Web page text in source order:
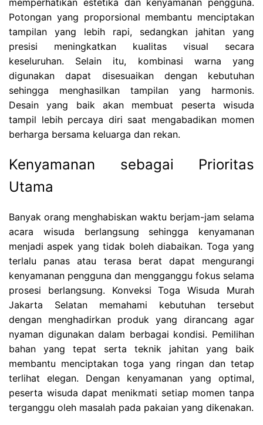
memperhatikan estetika dan kenyamanan pengguna.
Potongan yang proporsional membantu menciptakan
tampilan yang lebih rapi, sedangkan jahitan yang
presisi meningkatkan kualitas visual secara
keseluruhan. Selain itu, kombinasi warna yang
digunakan dapat disesuaikan dengan kebutuhan
sehingga menghasilkan tampilan yang harmonis.
Desain yang baik akan membuat peserta wisuda
tampil lebih percaya diri saat mengabadikan momen
berharga bersama keluarga dan rekan.
Kenyamanan sebagai Prioritas
Utama
Banyak orang menghabiskan waktu berjam-jam selama
acara wisuda berlangsung sehingga kenyamanan
menjadi aspek yang tidak boleh diabaikan. Toga yang
terlalu panas atau terasa berat dapat mengurangi
kenyamanan pengguna dan mengganggu fokus selama
prosesi berlangsung. Konveksi Toga Wisuda Murah
Jakarta Selatan memahami kebutuhan tersebut
dengan menghadirkan produk yang dirancang agar
nyaman digunakan dalam berbagai kondisi. Pemilihan
bahan yang tepat serta teknik jahitan yang baik
membantu menciptakan toga yang ringan dan tetap
terlihat elegan. Dengan kenyamanan yang optimal,
peserta wisuda dapat menikmati setiap momen tanpa
terganggu oleh masalah pada pakaian yang dikenakan.